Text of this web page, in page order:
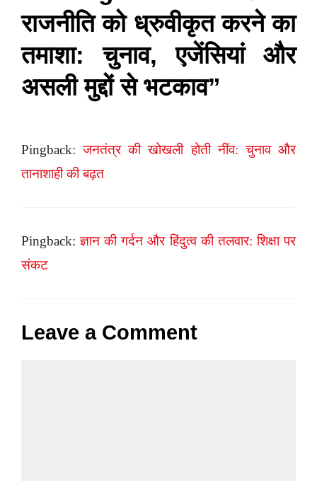
राजनीति को ध्रुवीकृत करने का
तमाशा: चुनाव, एजेंसियां और
असली मुद्दों से भटकाव”
Pingback:जनतंत्र की खोखली होती नींव: चुनाव और
तानाशाही की बढ़त
Pingback:ज्ञान की गर्दन और हिंदुत्व की तलवार: शिक्षा पर
संकट
Leave a Comment